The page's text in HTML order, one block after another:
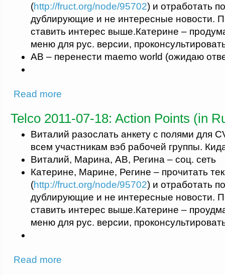
(http://fruct.org/node/95702) и отработать
дублирующие и не интересные новости.
ставить интерес выше.Катерине –
меню для рус. версии,
АВ – перенести maemo world (ожидаю
Read more
Telco 2011-07-18: Action Points (in
Виталий разослать анкету с полями для
всем участникам вэб рабочей группы.
Виталий, Марина, АВ, Регина – соц. сеть
Катерине, Марине, Регине – прочитать
(http://fruct.org/node/95702) и отработать
дублирующие и не интересные новости.
ставить интерес выше.Катерине –
меню для рус. версии,
Read more